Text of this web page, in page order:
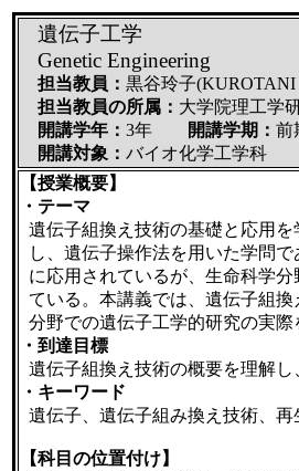
遺伝子工学
Genetic Engineering
担当教員： 黒谷玲子(KUROTANI
担当教員の所属： 大学院理工学
開講学年： 3年 開講学期：
開講対象： バイオ化学工学科
【授業概要】
・テーマ
遺伝子組換え技術の基礎と応用
し、遺伝子操作法を用いた学問
に応用されているが、生命科学
ている。本講義では、遺伝子組
分野での遺伝子工学的研究の実際
・到達目標
遺伝子組換え技術の概要を理解し
・キーワード
遺伝子、遺伝子組み換え技術、再
【科目の位置付け】